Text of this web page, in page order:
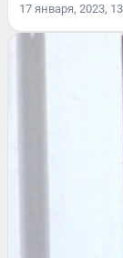
17 января, 2023,